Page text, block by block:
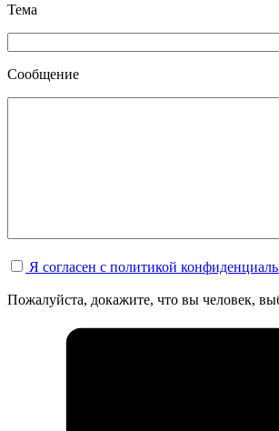
Тема
Сообщение
Я согласен с политикой
Пожалуйста, докажите, что вы человек,